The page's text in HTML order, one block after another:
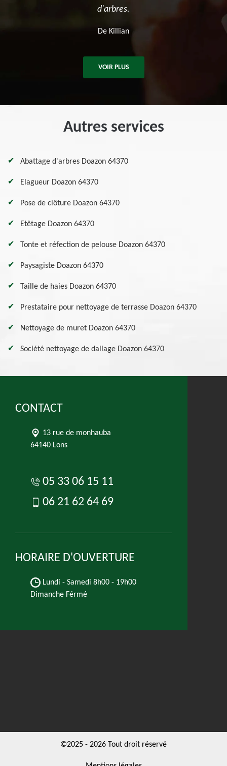
VOIR PLUS
Autres services
Abattage d'arbres Doazon 64370
Elagueur Doazon 64370
Pose de clôture Doazon 64370
Etêtage Doazon 64370
Tonte et réfection de pelouse Doazon 64370
Paysagiste Doazon 64370
Taille de haies Doazon 64370
Prestataire pour nettoyage de terrasse Doazon 64370
Nettoyage de muret Doazon 64370
Société nettoyage de dallage Doazon 64370
CONTACT
13 rue de monhauba
64140 Lons
05 33 06 15 11
06 21 62 64 69
HORAIRE D'OUVERTURE
Lundi - Samedi 8h00 - 19h00
Dimanche Férmé
©2025 - 2026 Tout droit réservé